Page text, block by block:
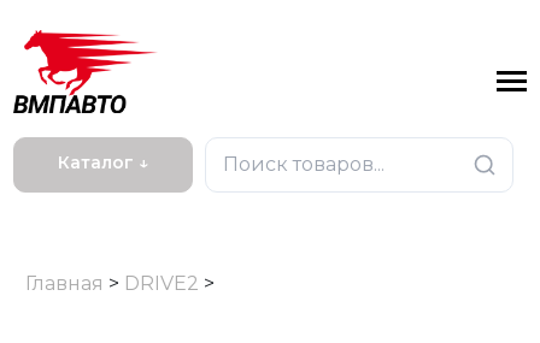
Каталог ↓
Главная > DRIVE2 >